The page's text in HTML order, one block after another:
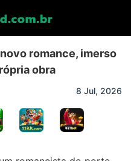
romance, imerso
obra
8 Jul, 2026